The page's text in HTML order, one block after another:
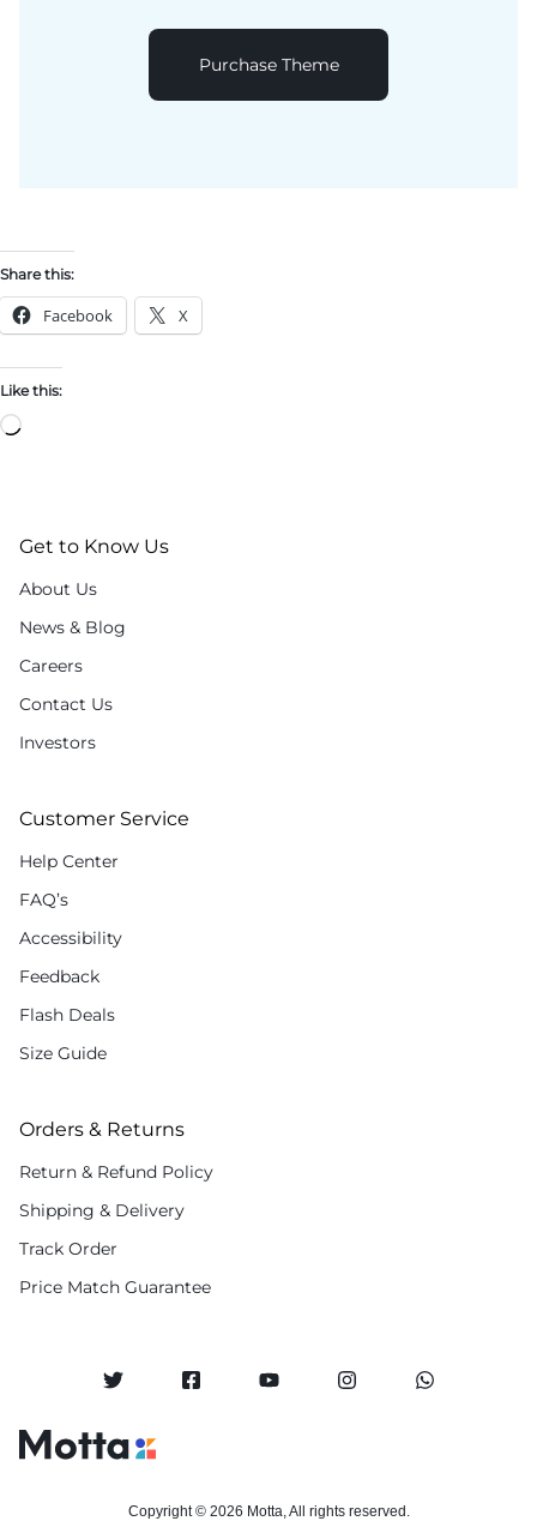
Purchase Theme
Share this:
Facebook X
Like this:
Get to Know Us
About Us
News & Blog
Careers
Contact Us
Investors
Customer Service
Help Center
FAQ’s
Accessibility
Feedback
Flash Deals
Size Guide
Orders & Returns
Return & Refund Policy
Shipping & Delivery
Track Order
Price Match Guarantee
Copyright © 2026 Motta, All rights reserved.